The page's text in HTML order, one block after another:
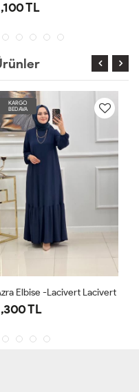
TL
KARGO
BEDAVA
Elbise -Lacivert Lacivert
TL